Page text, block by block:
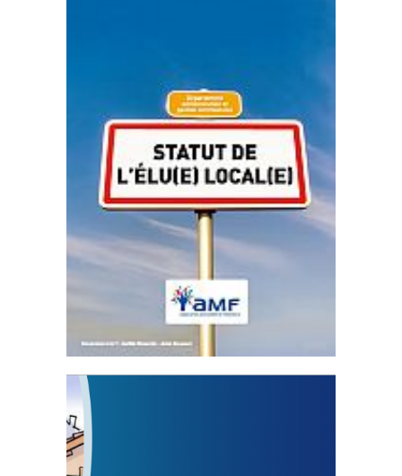
Statut de l’élu local
3 avril 2024
Mise à jour avril 2024
FEUILLETER